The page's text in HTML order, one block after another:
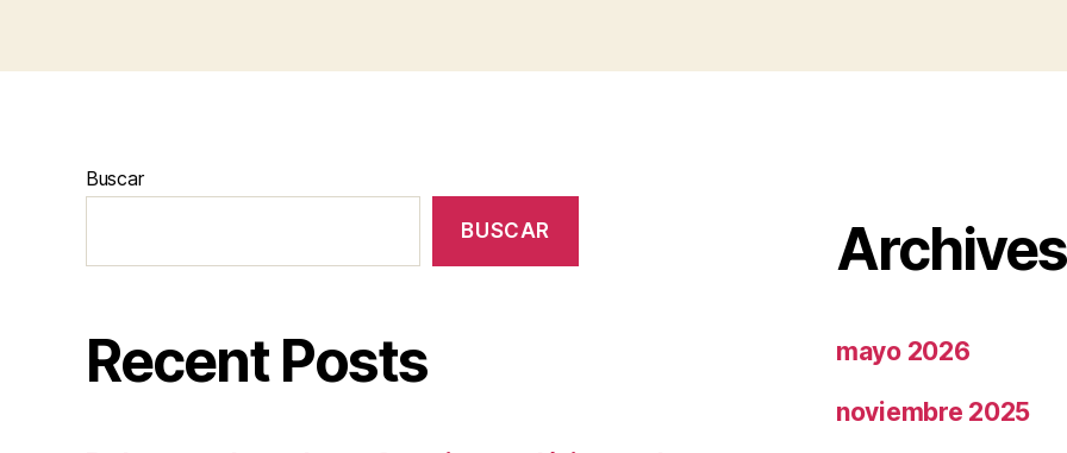
Buscar
BUSCAR
Recent Posts
Archives
mayo 2026
noviembre 2025